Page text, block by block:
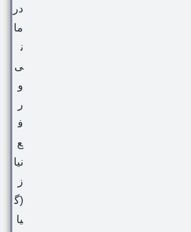
در
ما
ن
ی
و
ر
ف
ع
نیا
ز
(گ
یا